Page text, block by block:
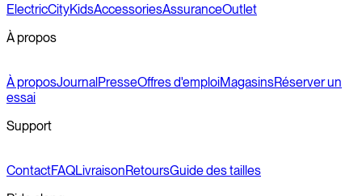
ElectricCityKidsAccessoriesAssuranceOutlet
À propos
À proposJournalPresseOffres d'emploiMagasinsRéserver un
essai
Support
ContactFAQLivraisonRetoursGuide des tailles